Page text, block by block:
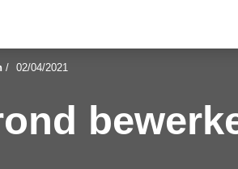
/ 02/04/2021